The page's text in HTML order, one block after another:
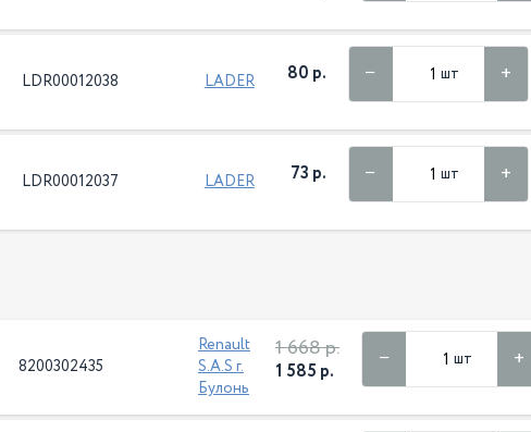
LDR00012038 LADER 80 р. шт
LDR00012037 LADER 73 р. шт
8200302435
Renault
S.A.S г.
Булонь
1 668 р.
1 585 р. шт